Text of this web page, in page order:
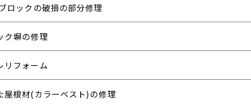
ロックの破損の部分修理
ク塀の修理
リフォーム
根材(カラーベスト)の修理